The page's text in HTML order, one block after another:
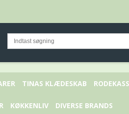
TINAS KLÆDESKAB
KØKKENLIV DIVERSE BRANDS